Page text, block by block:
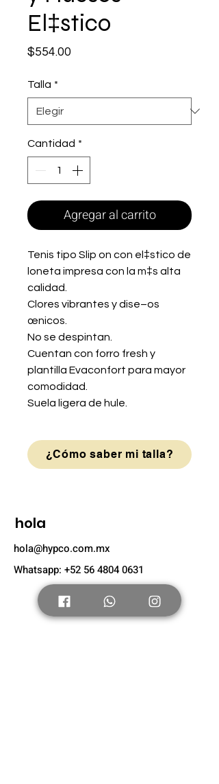
El‡stico
$554.00
Talla *
Cantidad *
Agregar al carrito
Tenis tipo Slip on con el‡stico de
loneta impresa con la m‡s alta
calidad.
Clores vibrantes y dise–os
œnicos.
No se despintan.
Cuentan con forro fresh y
plantilla Evaconfort para mayor
comodidad.
Suela ligera de hule.
¿Cómo saber mi talla?
hola
hola@hypco.com.mx
Whatsapp: +52 56 4804 0631